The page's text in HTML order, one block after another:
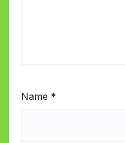
Name *